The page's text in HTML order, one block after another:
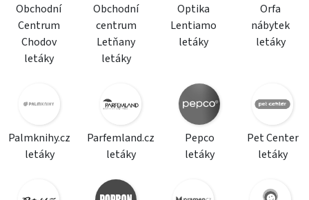
Obchodní
Centrum
Chodov
letáky
Obchodní
centrum
Letňany
letáky
Optika
Lentiamo
letáky
Orfa
nábytek
letáky
Palmknihy.cz
letáky
Parfemland.cz
letáky
Pepco
letáky
Pet Center
letáky